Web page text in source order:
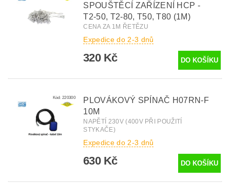
SPOUŠTĚCÍ ZAŘÍZENÍ HCP -
T2-50, T2-80, T50, T80 (1M)
CENA ZA 1M ŘETĚZU
Expedice do 2-3 dnů
320 Kč
Kód:220300
PLOVÁKOVÝ SPÍNAČ H07RN-F
10M
NAPĚTÍ 230V (400V PŘI POUŽITÍ
STYKAČE)
Expedice do 2-3 dnů
630 Kč